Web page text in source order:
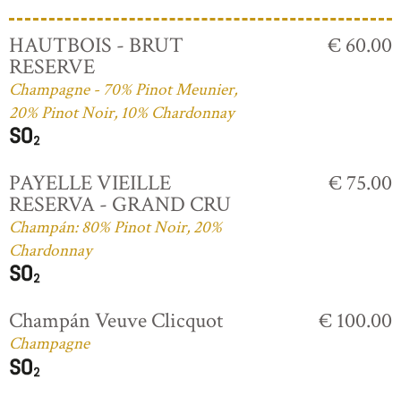
HAUTBOIS - BRUT
RESERVE
Champagne - 70% Pinot Meunier,
20% Pinot Noir, 10% Chardonnay
€ 60.00
PAYELLE VIEILLE
RESERVA - GRAND CRU
Champán: 80% Pinot Noir, 20%
Chardonnay
€ 75.00
Champán Veuve Clicquot
Champagne
€ 100.00